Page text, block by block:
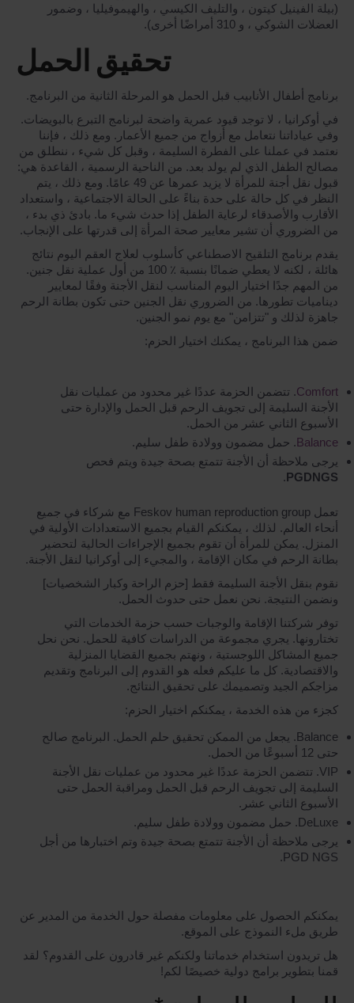
(بيلة الفينيل كيتون ، والتليف الكيسي ، والهيموفيليا ، وضمور
العضلات الشوكي ، و 310 أمراضًا أخرى).
تحقيق الحمل
برنامج أطفال الأنابيب قبل الحمل هو المرحلة الثانية من البرنامج.
في أوكرانيا ، لا توجد قيود عمرية واضحة لبرنامج التبرع بالبويضات.
وفي عياداتنا نتعامل مع أزواج من جميع الأعمار. ومع ذلك ، فإننا
نعتمد في عملنا على الفطرة السليمة ، وقبل كل شيء ، ننطلق من
مصالح الطفل الذي لم يولد بعد. من الناحية الرسمية ، القاعدة هي:
قبول نقل أجنة للمرأة لا يزيد عمرها عن 49 عامًا. ومع ذلك ، يتم
النظر في كل حالة على حدة بناءً على الحالة الاجتماعية ، واستعداد
الأقارب والأصدقاء لرعاية الطفل إذا حدث شيء ما. بادئ ذي بدء ،
من الضروري أن تشير معايير صحة المرأة إلى قدرتها على الإنجاب.
يقدم برنامج التلقيح الاصطناعي كأسلوب لعلاج العقم اليوم نتائج
هائلة ، لكنه لا يعطي ضمانًا بنسبة ٪ 100 من أول عملية نقل جنين.
من المهم جدًا اختيار اليوم المناسب لنقل الأجنة وفقًا لمعايير
ديناميات تطورها. من الضروري نقل الجنين حتى تكون بطانة الرحم
جاهزة لذلك و "تتزامن" مع يوم نمو الجنين.
ضمن هذا البرنامج ، يمكنك اختيار الحزم:
Comfort. تتضمن الحزمة عددًا غير محدود من عمليات نقل
الأجنة السليمة إلى تجويف الرحم قبل الحمل والإدارة حتى
الأسبوع الثاني عشر من الحمل.
Balance. حمل مضمون وولادة طفل سليم.
يرجى ملاحظة أن الأجنة تتمتع بصحة جيدة ويتم فحص
PGDNGS
.
تعمل Feskov human reproduction group مع شركاء في جميع
أنحاء العالم. لذلك ، يمكنكم القيام بجميع الاستعدادات الأولية في
المنزل. يمكن للمرأة أن تقوم بجميع الإجراءات الحالية لتحضير
بطانة الرحم في مكان الإقامة ، والمجيء إلى أوكرانيا لنقل الأجنة.
نقوم بنقل الأجنة السليمة فقط [حزم الراحة وكبار الشخصيات]
ونضمن النتيجة. نحن نعمل حتى حدوث الحمل.
توفر شركتنا الإقامة والوجبات حسب حزمة الخدمات التي
تختارونها. يجري مجموعة من الدراسات كافية للحمل. نحن نحل
جميع المشاكل اللوجستية ، ونهتم بجميع القضايا المنزلية
والاقتصادية. كل ما عليكم فعله هو القدوم إلى البرنامج وتقديم
مزاجكم الجيد وتصميمك على تحقيق النتائج.
كجزء من هذه الخدمة ، يمكنكم اختيار الحزم:
Balance. يجعل من الممكن تحقيق حلم الحمل. البرنامج صالح
حتى 12 أسبوعًا من الحمل.
VIP. تتضمن الحزمة عددًا غير محدود من عمليات نقل الأجنة
السليمة إلى تجويف الرحم قبل الحمل ومراقبة الحمل حتى
الأسبوع الثاني عشر.
DeLuxe. حمل مضمون وولادة طفل سليم.
يرجى ملاحظة أن الأجنة تتمتع بصحة جيدة وتم اختبارها من أجل
PGD NGS.
يمكنكم الحصول على معلومات مفصلة حول الخدمة من المدير عن
طريق ملء النموذج على الموقع.
هل تريدون استخدام خدماتنا ولكنكم غير قادرون على القدوم؟ لقد
قمنا بتطوير برامج دولية خصيصًا لكم!